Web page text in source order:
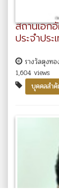
สถานเอก
ประจำประ
รางวัลตุงทอ
1,604 views
บุคคลสำ